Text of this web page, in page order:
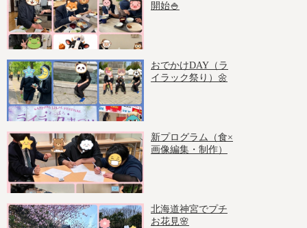
開始🍚
おでかけDAY（ラ
イラック祭り）🌼
新プログラム（食×
画像編集・制作）
北海道神宮でプチ
お花見🌸